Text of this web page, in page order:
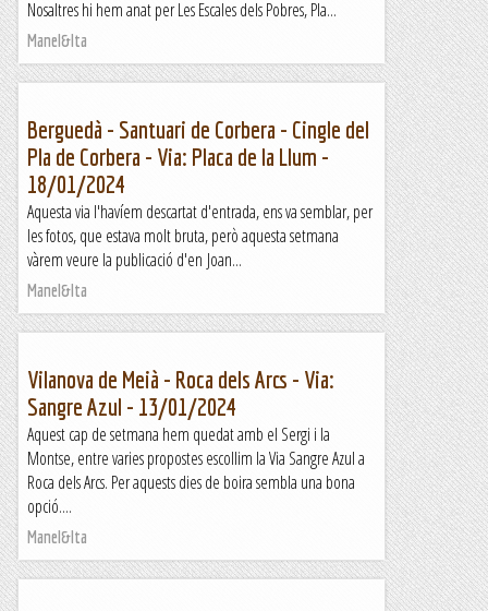
Nosaltres hi hem anat per Les Escales dels Pobres, Pla...
Manel&Ita
Berguedà - Santuari de Corbera - Cingle del
Pla de Corbera - Via: Placa de la Llum -
18/01/2024
Aquesta via l'havíem descartat d'entrada, ens va semblar, per
les fotos, que estava molt bruta, però aquesta setmana
vàrem veure la publicació d'en Joan...
Manel&Ita
Vilanova de Meià - Roca dels Arcs - Via:
Sangre Azul - 13/01/2024
Aquest cap de setmana hem quedat amb el Sergi i la
Montse, entre varies propostes escollim la Via Sangre Azul a
Roca dels Arcs. Per aquests dies de boira sembla una bona
opció....
Manel&Ita